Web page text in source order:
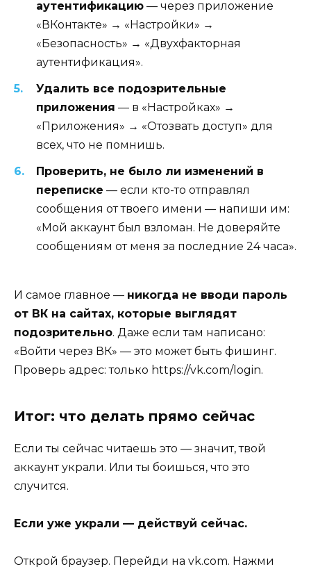
аутентификацию — через приложение
«ВКонтакте» → «Настройки» →
«Безопасность» → «Двухфакторная
аутентификация».
Удалить все подозрительные
приложения — в «Настройках» →
«Приложения» → «Отозвать доступ» для
всех, что не помнишь.
Проверить, не было ли изменений в
переписке — если кто-то отправлял
сообщения от твоего имени — напиши им:
«Мой аккаунт был взломан. Не доверяйте
сообщениям от меня за последние 24 часа».
И самое главное — никогда не вводи пароль
от ВК на сайтах, которые выглядят
подозрительно. Даже если там написано:
«Войти через ВК» — это может быть фишинг.
Проверь адрес: только https://vk.com/login.
Итог: что делать прямо сейчас
Если ты сейчас читаешь это — значит, твой
аккаунт украли. Или ты боишься, что это
случится.
Если уже украли — действуй сейчас.
Открой браузер. Перейди на vk.com. Нажми